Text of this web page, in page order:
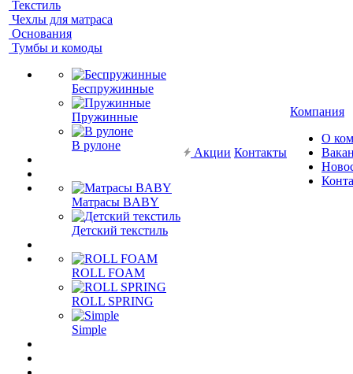
Текстиль
Чехлы для матраса
Основания
Тумбы и комоды
Беспружинные
Пружинные
В рулоне
Матрасы BABY
Детский текстиль
ROLL FOAM
ROLL SPRING
Simple
Акции Контакты
Компания
О